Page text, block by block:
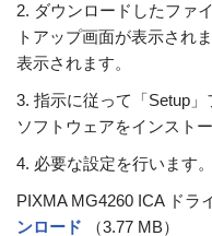
2. ダウンロードしたファ
トアップ画面が表示されま
表示されます。
3. 指示に従って「Setup」
ソフトウェアをインストー
4. 必要な設定を行います。
PIXMA MG4260 ICA ドラ
ンロード
（3.77 MB）